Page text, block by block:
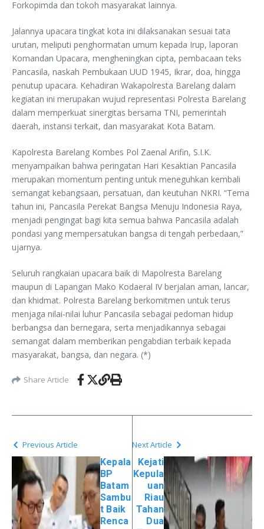
Forkopimda dan tokoh masyarakat lainnya.
Jalannya upacara tingkat kota ini dilaksanakan sesuai tata
urutan, meliputi penghormatan umum kepada Irup, laporan
Komandan Upacara, mengheningkan cipta, pembacaan teks
Pancasila, naskah Pembukaan UUD 1945, Ikrar, doa, hingga
penutup upacara. Kehadiran Wakapolresta Barelang dalam
kegiatan ini merupakan wujud representasi Polresta Barelang
dalam memperkuat sinergitas bersama TNI, pemerintah
daerah, instansi terkait, dan masyarakat Kota Batam.
Kapolresta Barelang Kombes Pol Zaenal Arifin, S.I.K.
menyampaikan bahwa peringatan Hari Kesaktian Pancasila
merupakan momentum penting untuk meneguhkan kembali
semangat kebangsaan, persatuan, dan keutuhan NKRI. “Tema
tahun ini, Pancasila Perekat Bangsa Menuju Indonesia Raya,
menjadi pengingat bagi kita semua bahwa Pancasila adalah
pondasi yang mempersatukan bangsa di tengah perbedaan,”
ujarnya.
Seluruh rangkaian upacara baik di Mapolresta Barelang
maupun di Lapangan Mako Kodaeral IV berjalan aman, lancar,
dan khidmat. Polresta Barelang berkomitmen untuk terus
menjaga nilai-nilai luhur Pancasila sebagai pedoman hidup
berbangsa dan bernegara, serta menjadikannya sebagai
semangat dalam memberikan pengabdian terbaik kepada
masyarakat, bangsa, dan negara. (*)
Share Article
Previous Article
Kepala
BP
Batam
Sambu
t Baik
Renca
Next Article
Kejati
Kepula
uan
Riau
Tahan
Dua